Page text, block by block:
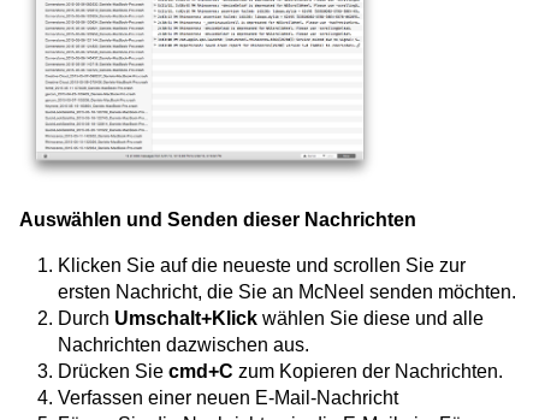
Auswählen und Senden dieser Nachrichten
Klicken Sie auf die neueste und scrollen Sie zur
ersten Nachricht, die Sie an McNeel senden möchten.
Durch Umschalt+Klick wählen Sie diese und alle
Nachrichten dazwischen aus.
Drücken Sie cmd+C zum Kopieren der Nachrichten.
Verfassen einer neuen E-Mail-Nachricht